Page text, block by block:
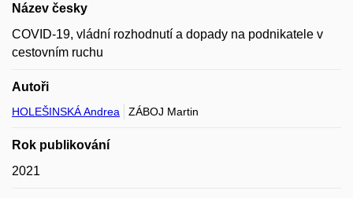
Název česky
COVID-19, vládní rozhodnutí a dopady na podnikatele v
cestovním ruchu
Autoři
HOLEŠINSKÁ Andrea ZÁBOJ Martin
Rok publikování
2021